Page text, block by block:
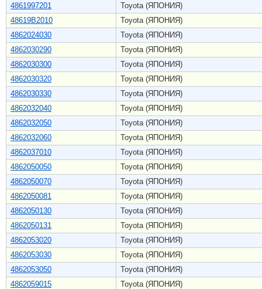
4861997201
Toyota (ЯПОНИЯ)
48619B2010
Toyota (ЯПОНИЯ)
4862024030
Toyota (ЯПОНИЯ)
4862030290
Toyota (ЯПОНИЯ)
4862030300
Toyota (ЯПОНИЯ)
4862030320
Toyota (ЯПОНИЯ)
4862030330
Toyota (ЯПОНИЯ)
4862032040
Toyota (ЯПОНИЯ)
4862032050
Toyota (ЯПОНИЯ)
4862032060
Toyota (ЯПОНИЯ)
4862037010
Toyota (ЯПОНИЯ)
4862050050
Toyota (ЯПОНИЯ)
4862050070
Toyota (ЯПОНИЯ)
4862050081
Toyota (ЯПОНИЯ)
4862050130
Toyota (ЯПОНИЯ)
4862050131
Toyota (ЯПОНИЯ)
4862053020
Toyota (ЯПОНИЯ)
4862053030
Toyota (ЯПОНИЯ)
4862053050
Toyota (ЯПОНИЯ)
4862059015
Toyota (ЯПОНИЯ)